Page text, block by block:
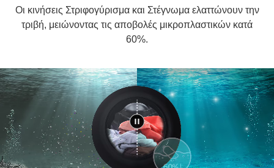
Οι κινήσεις Στριφογύρισμα και Στέγνωμα ελαττώνουν την
τριβή, μειώνοντας τις αποβολές μικροπλαστικών κατά
60%.